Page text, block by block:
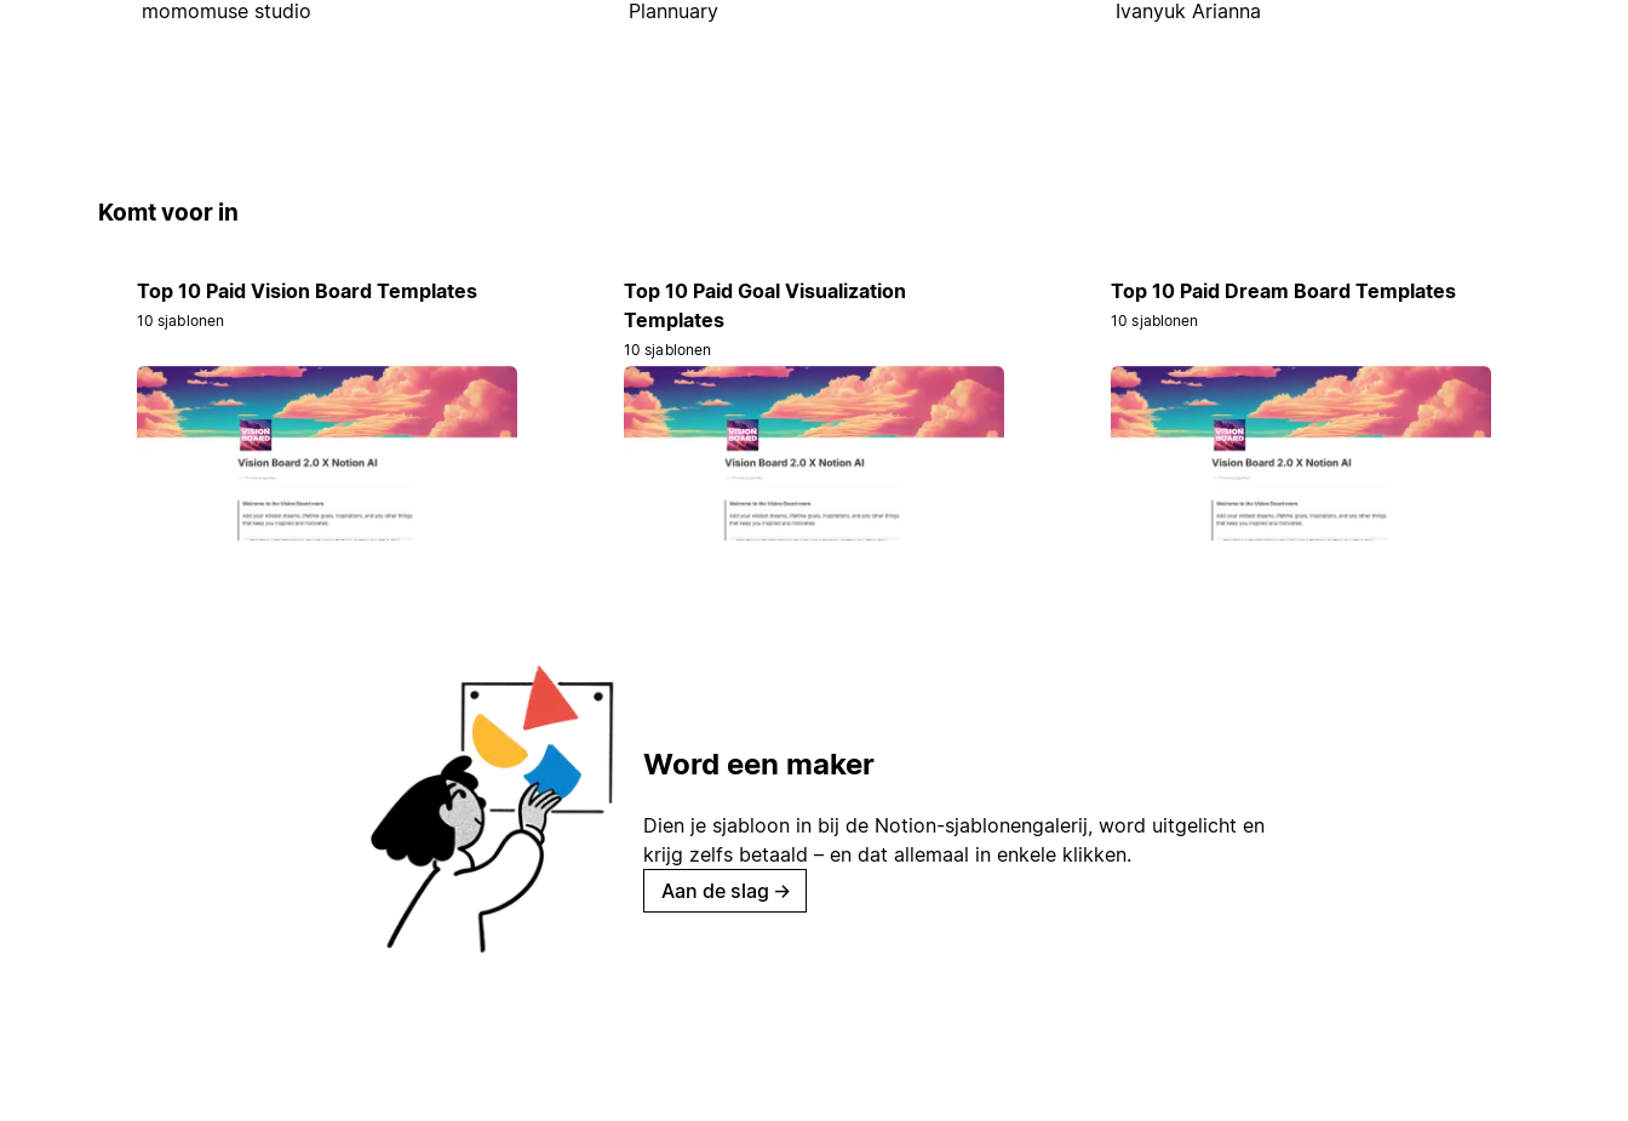
momomuse studio Plannuary Ivanyuk Arianna
Komt voor in
Top 10 Paid Vision Board Templates
10 sjablonen
Top 10 Paid Goal Visualization
Templates
10 sjablonen
Top 10 Paid Dream Board Templates
10 sjablonen
Word een maker
Dien je sjabloon in bij de Notion-sjablonengalerij, word uitgelicht en
krijg zelfs betaald – en dat allemaal in enkele klikken.
Aan de slag →